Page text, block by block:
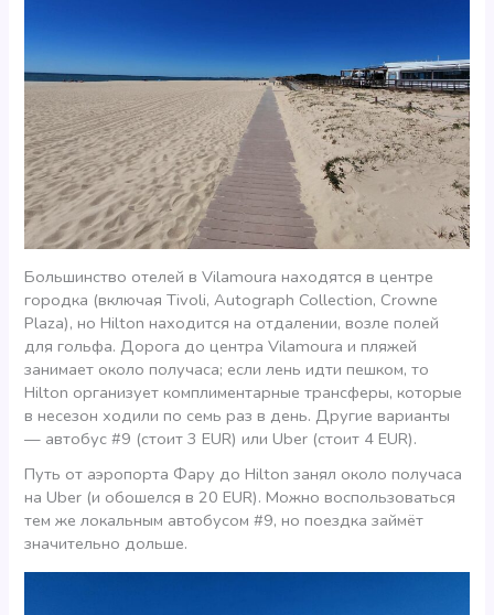
Большинство отелей в Vilamoura находятся в центре
городка (включая Tivoli, Autograph Collection, Crowne
Plaza), но Hilton находится на отдалении, возле полей
для гольфа. Дорога до центра Vilamoura и пляжей
занимает около получаса; если лень идти пешком, то
Hilton организует комплиментарные трансферы, которые
в несезон ходили по семь раз в день. Другие варианты
— автобус #9 (стоит 3 EUR) или Uber (стоит 4 EUR).
Путь от аэропорта Фару до Hilton занял около получаса
на Uber (и обошелся в 20 EUR). Можно воспользоваться
тем же локальным автобусом #9, но поездка займёт
значительно дольше.